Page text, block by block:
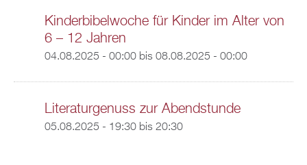
Kinderbibelwoche für Kinder im Alter von
6 – 12 Jahren
04.08.2025 - 00:00bis 08.08.2025 - 00:00
Literaturgenuss zur Abendstunde
05.08.2025 - 19:30bis 20:30